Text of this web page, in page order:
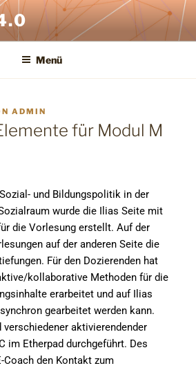
Menü
ADMIN
für Modul M
und Bildungspolitik in der
wurde die Ilias Seite mit
die Vorlesung erstellt. Auf der
auf der anderen Seite die
Für den Dozierenden hat
kollaborative Methoden für die
erarbeitet und auf Ilias
gearbeitet werden kann.
verschiedener aktivierendender
im Etherpad durchgeführt. Des
Coach den Kontakt zum